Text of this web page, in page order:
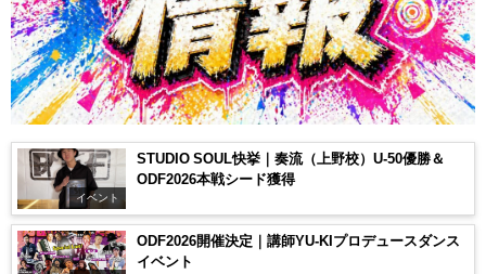
イベント
STUDIO SOUL快挙｜奏流（上野校）U-50優勝＆
ODF2026本戦シード獲得
ODF2026開催決定｜講師YU-KIプロデュースダンス
イベント